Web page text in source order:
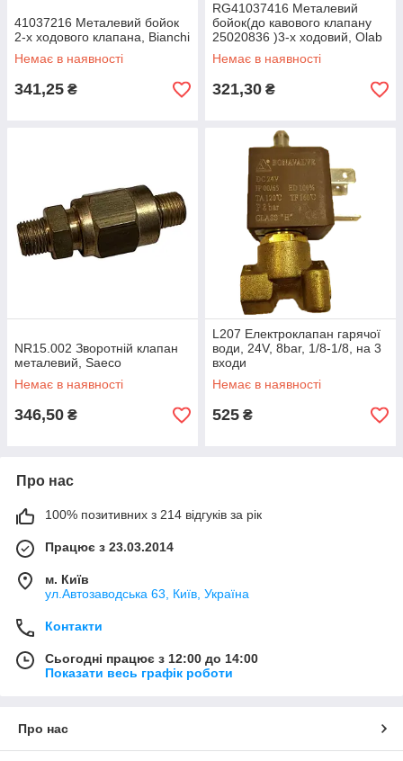
41037216 Металевий бойок
2-х ходового клапана, Bianchi
Немає в наявності
341,25 ₴
RG41037416 Металевий
бойок(до кавового клапану
25020836 )3-х ходовий, Olab
Bianchi
Немає в наявності
321,30 ₴
NR15.002 Зворотній клапан
металевий, Saeco
Немає в наявності
346,50 ₴
L207 Електроклапан гарячої
води, 24V, 8bar, 1/8-1/8, на 3
входи
Немає в наявності
525 ₴
Про нас
100% позитивних з 214 відгуків за рік
Працює з 23.03.2014
м. Київ
ул.Автозаводська 63, Київ, Україна
Контакти
Сьогодні працює з 12:00 до 14:00
Показати весь графік роботи
Про нас